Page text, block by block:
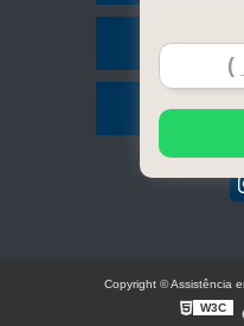
Copyright © Assistência
W3C